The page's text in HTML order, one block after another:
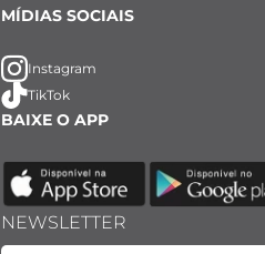
MÍDIAS SOCIAIS
Instagram
TikTok
BAIXE O APP
NEWSLETTER